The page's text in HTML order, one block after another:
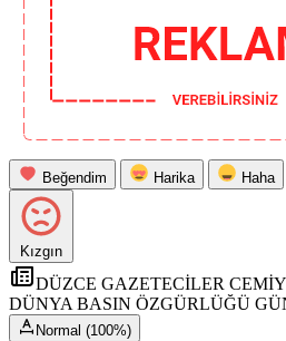
Beğendim Harika Haha
Kızgın
DÜZCE GAZETECİLER
DÜNYA BASIN ÖZGÜRLÜĞÜ
Normal (100%)